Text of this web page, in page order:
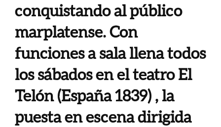
conquistando al público
marplatense. Con
funciones a sala llena todos
los sábados en el teatro El
Telón (España 1839) , la
puesta en escena dirigida